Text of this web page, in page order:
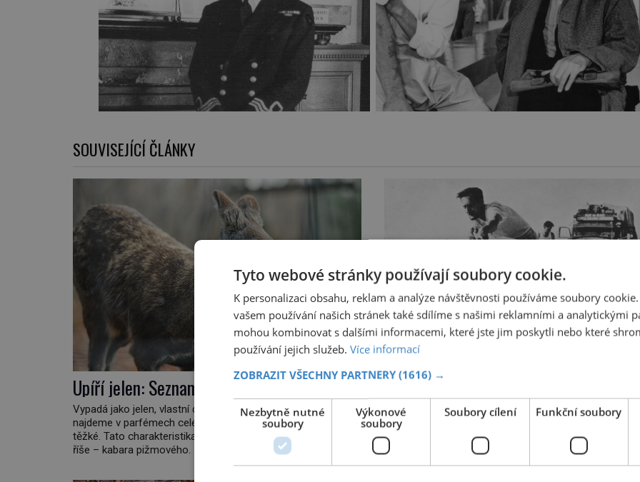
SOUVISEJÍCÍ ČLÁNKY
Upíří jelen: Seznamte se, kabar pižmový!
Vypadá jako jelen, vlastní dlouhé špičaté zuby, jeho pižmo
najdeme v parfémech celého světa a narazit na něj je velice
těžké. Tato charakteristika sedí na jediného zástupce zvířecí
říše – kabara pižmového. V Evropě ho jako první popíše
švédský botanik Carl Linné (1707–1778), jenže v Asii o něm
ví už celá staletí. Zvíře připomíná jelena, v kohoutku dosahuje
Ledová expedice: Jak dostat kostku
Saharu
Arktický mráz, tři tuny ledu, jedno auto, tisíce
a tropické vedro. To je ve zkratce zdánlivě
která se promění v úžasné dobrodružství a důkaz, že
nemožné. Vše začíná na podzim 1958 jako hec. Rádio
Luxembourg přichází s neobvyklou výzvou. Tomu, kdo
dokáže dopravit ze severního polárního kruhu na […]
Tyto webové stránky používají soubory cookie.
K personalizaci obsahu, reklam a analýze návštěvnosti používáme soubory
vašem používání našich stránek také sdílíme s našimi reklamními a analytickými
mohou kombinovat s dalšími informacemi, které jste jim poskytli nebo které
používání jejich služeb. Více informací
ZOBRAZIT VŠECHNY PARTNERY (1616) →
Nezbytně nutné
soubory
Výkonové
soubory
Soubory cílení Funkční soubory